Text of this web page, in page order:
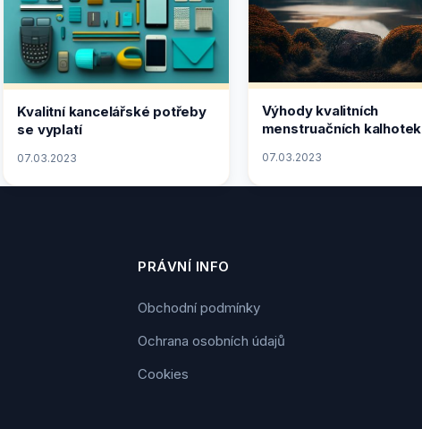
Kvalitní kancelářské potřeby
se vyplatí
07.03.2023
Výhody kvalitních
menstruačních kalhotek
07.03.2023
PRÁVNÍ INFO
Obchodní podmínky
Ochrana osobních údajů
Cookies